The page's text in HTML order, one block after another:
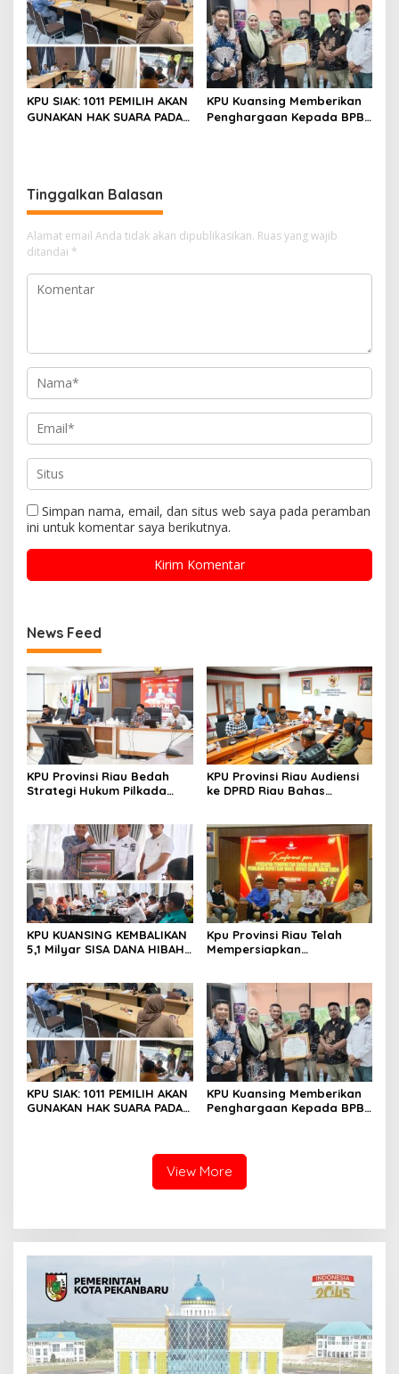
Bupati Dan Wakil Bupati
Siak Tahun 2024
KPU SIAK: 1011 PEMILIH AKAN
GUNAKAN HAK SUARA PADA
KPU Kuansing Memberikan
Penghargaan Kepada BPBD
Tinggalkan Balasan
Alamat email Anda tidak akan dipublikasikan. Ruas yang wajib
ditandai *
Simpan nama, email, dan situs web saya pada peramban
ini untuk komentar saya berikutnya.
News Feed
KPU Provinsi Riau Bedah
Strategi Hukum Pilkada
Pilkada Rokan Hilir 2024
KPU Provinsi Riau Audiensi
ke DPRD Riau Bahas
KPU KUANSING KEMBALIKAN
5,1 Milyar SISA DANA HIBAH
Kpu Provinsi Riau Telah
Mempersiapkan
Bupati Dan Wakil Bupati
Siak Tahun 2024
KPU SIAK: 1011 PEMILIH AKAN
GUNAKAN HAK SUARA PADA
KPU Kuansing Memberikan
Penghargaan Kepada BPBD
View More